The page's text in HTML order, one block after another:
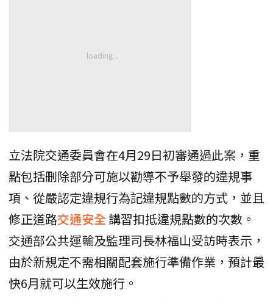
立法院交通委員會在4月29日初審通過此案，重
點包括刪除部分可施以勸導不予舉發的違規事
項、從嚴認定違規行為記違規點數的方式，並且
修正道路交通安全講習扣抵違規點數的次數。
交通部公共運輸及監理司長林福山受訪時表示，
由於新規定不需相關配套施行準備作業，預計最
快6月就可以生效施行。